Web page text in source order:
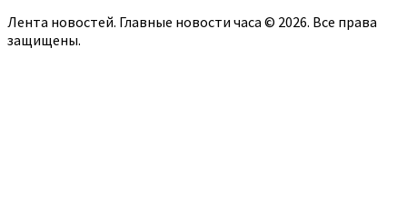
Лента новостей. Главные новости часа © 2026. Все права
защищены.